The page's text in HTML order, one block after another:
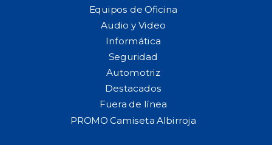
Equipos de Oficina
Audio y Video
Informática
Seguridad
Automotriz
Destacados
Fuera de línea
PROMO Camiseta Albirroja